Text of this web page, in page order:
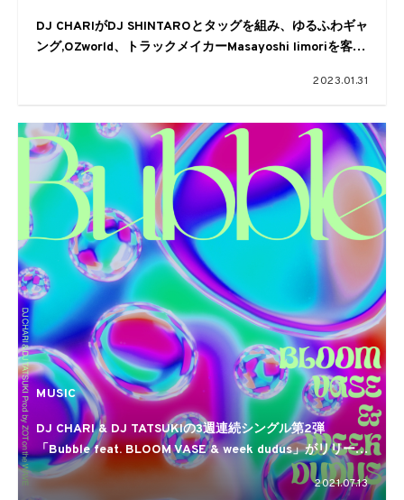
DJ CHARIがDJ SHINTAROとタッグを組み、ゆるふわギャ
ング,OZworld、トラックメイカーMasayoshi Iimoriを客演
2023.01.31
MUSIC
DJ CHARI & DJ TATSUKIの3週連続シングル第2弾
「Bubble feat. BLOOM VASE & week dudus」がリリー
ス。MVも公開
2021.07.13